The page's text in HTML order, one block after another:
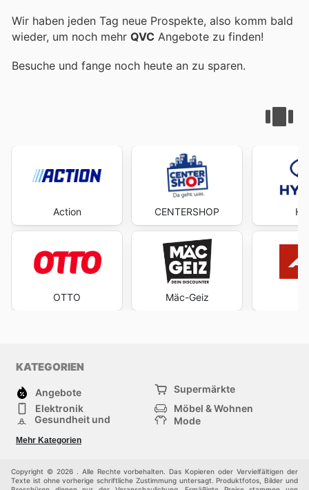
Wir haben jeden Tag neue Prospekte, also komm bald
wieder, um noch mehr QVC Angebote zu finden!
Besuche und fange noch heute an zu sparen.
Action
OTTO
CENTERSHOP
Mäc-Geiz
KATEGORIEN
Angebote
Supermärkte
Elektronik
Möbel & Wohnen
Gesundheit und
Mode
Sportartikel und
Sportbekleidung
Einkaufzentren
Andere
Mehr Kategorien
Copyright © 2026 . Alle Rechte vorbehalten. Das Kopieren oder Vervielfältigen der
Texte ist ohne vorherige schriftliche Zustimmung untersagt. Produktfotos, Bilder und